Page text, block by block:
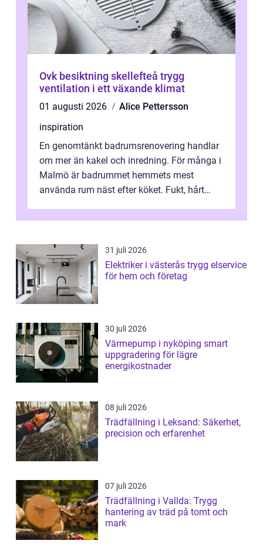
Ovk besiktning skellefteå trygg
ventilation i ett växande klimat
01 augusti 2026
Alice Pettersson
inspiration
En genomtänkt badrumsrenovering handlar
om mer än kakel och inredning. För många i
Malmö är badrummet hemmets mest
använda rum näst efter köket. Fukt, hårt
...
31 juli 2026
Elektriker i västerås trygg elservice
för hem och företag
30 juli 2026
Värmepump i nyköping smart
uppgradering för lägre
energikostnader
08 juli 2026
Trädfällning i Leksand: Säkerhet,
precision och erfarenhet
07 juli 2026
Trädfällning i Vallda: Trygg
hantering av träd på tomt och
mark